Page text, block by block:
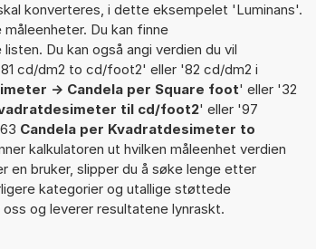
konverteres, i dette eksempelet 'Luminans'.
Du kan finne
Du kan også angi verdien du vil
cd/dm2 to cd/foot2' eller '82 cd/dm2 i
-> Candela per Square foot' eller '32
til cd/foot2' eller '97
Candela per Kvadratdesimeter to
kalkulatoren ut hvilken måleenhet verdien
en bruker, slipper du å søke lenge etter
kategorier og utallige støttede
og leverer resultatene lynraskt.